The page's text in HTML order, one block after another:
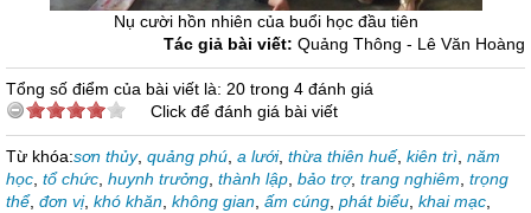
Nụ cười hồn nhiên của buổi học đầu tiên
Tác giả bài viết: Quảng Thông - Lê Văn Hoàng
Tổng số điểm của bài viết là: 20 trong 4 đánh giá
Click để đánh giá bài viết
Từ khóa:sơn thủy, quảng phú a lưới, thừa thiên huế, kiên trì năm
học tổ chức huynh trưởng thành lập bảo trợ, trang nghiêm trọng
thể, đơn vị, khó khăn không gian ấm cúng phát biểu khai mạc